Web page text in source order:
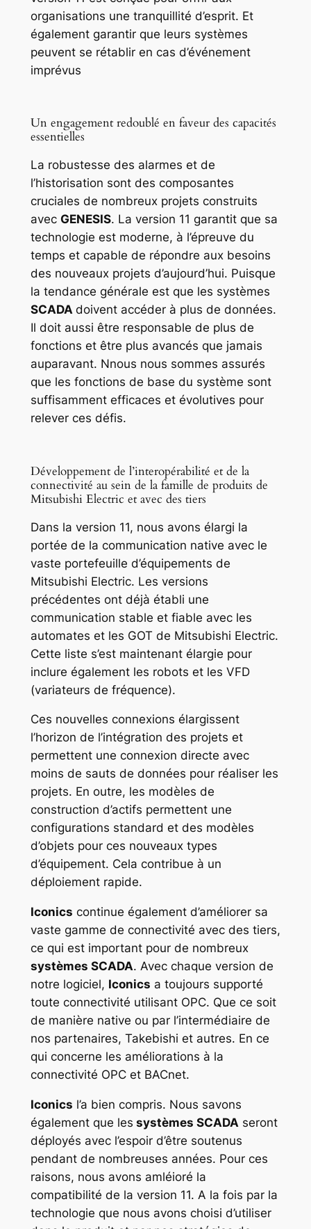
organisations une tranquillité d’esprit. Et
également garantir que leurs systèmes
peuvent se rétablir en cas d’événement
imprévus
Un engagement redoublé en faveur des capacités
essentielles
La robustesse des alarmes et de
l’historisation sont des composantes
cruciales de nombreux projets construits
avec GENESIS. La version 11 garantit que sa
technologie est moderne, à l’épreuve du
temps et capable de répondre aux besoins
des nouveaux projets d’aujourd’hui. Puisque
la tendance générale est que les systèmes
SCADA doivent accéder à plus de données.
Il doit aussi être responsable de plus de
fonctions et être plus avancés que jamais
auparavant. Nnous nous sommes assurés
que les fonctions de base du système sont
suffisamment efficaces et évolutives pour
relever ces défis.
Développement de l’interopérabilité et de la
connectivité au sein de la famille de produits de
Mitsubishi Electric et avec des tiers
Dans la version 11, nous avons élargi la
portée de la communication native avec le
vaste portefeuille d’équipements de
Mitsubishi Electric. Les versions
précédentes ont déjà établi une
communication stable et fiable avec les
automates et les GOT de Mitsubishi Electric.
Cette liste s’est maintenant élargie pour
inclure également les robots et les VFD
(variateurs de fréquence).
Ces nouvelles connexions élargissent
l’horizon de l’intégration des projets et
permettent une connexion directe avec
moins de sauts de données pour réaliser les
projets. En outre, les modèles de
construction d’actifs permettent une
configurations standard et des modèles
d’objets pour ces nouveaux types
d’équipement. Cela contribue à un
déploiement rapide.
Iconics continue également d’améliorer sa
vaste gamme de connectivité avec des tiers,
ce qui est important pour de nombreux
systèmes SCADA. Avec chaque version de
notre logiciel, Iconics a toujours supporté
toute connectivité utilisant OPC. Que ce soit
de manière native ou par l’intermédiaire de
nos partenaires, Takebishi et autres. En ce
qui concerne les améliorations à la
connectivité OPC et BACnet.
Iconics l’a bien compris. Nous savons
également que les systèmes SCADA seront
déployés avec l’espoir d’être soutenus
pendant de nombreuses années. Pour ces
raisons, nous avons amléioré la
compatibilité de la version 11. A la fois par la
technologie que nous avons choisi d’utiliser